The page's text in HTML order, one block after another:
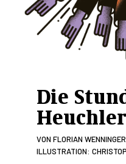
Die
Heuchler
VON FLORIAN WENNINGER
ILLUSTRATION: